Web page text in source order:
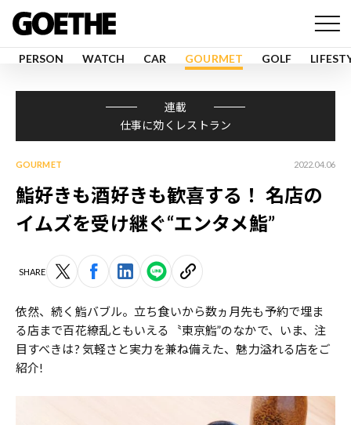
PERSON WATCH CAR GOURMET GOLF
連載
仕事に効くレストラン
GOURMET 2022.04.06
鮨好きも酒好きも歓喜する！ 名店の
イムズを受け継ぐ“エンタメ鮨”
SHARE
依然、続く鮨バブル。立ち食いから数ヵ月先も予約で埋ま
る店まで百花繚乱ともいえる〝東京鮨”のなかで、いま、注
目すべきは? 気軽さと実力を兼ね備えた、魅力溢れる店をご
紹介!